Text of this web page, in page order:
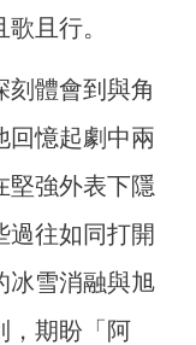
且行。
刻體會到與角
回憶起劇中兩
堅強外表下隱
過往如同打開
冰雪消融與旭
，期盼「阿